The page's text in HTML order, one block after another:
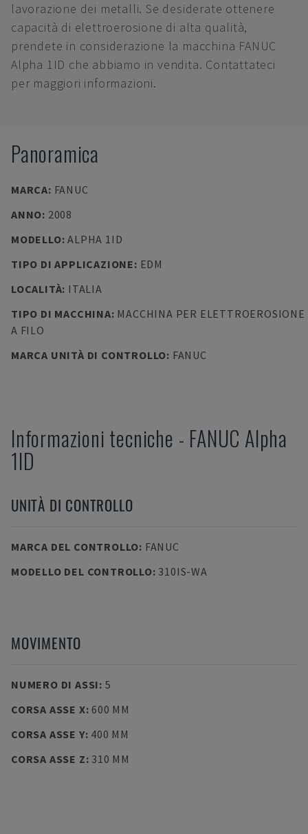
lavorazione dei metalli. Se desiderate ottenere
capacità di elettroerosione di alta qualità,
prendete in considerazione la macchina FANUC
Alpha 1ID che abbiamo in vendita. Contattateci
per maggiori informazioni.
Panoramica
MARCA: FANUC
ANNO: 2008
MODELLO:ALPHA 1ID
TIPO DI APPLICAZIONE: EDM
LOCALITÀ: ITALIA
TIPO DI MACCHINA: MACCHINA PER ELETTROEROSIONE
A FILO
MARCA UNITÀ DI CONTROLLO: FANUC
Informazioni tecniche - FANUC Alpha
1ID
UNITÀ DI CONTROLLO
MARCA DEL CONTROLLO: FANUC
MODELLO DEL CONTROLLO: 310IS-WA
MOVIMENTO
NUMERO DI ASSI: 5
CORSA ASSE X: 600 MM
CORSA ASSE Y: 400 MM
CORSA ASSE Z: 310 MM